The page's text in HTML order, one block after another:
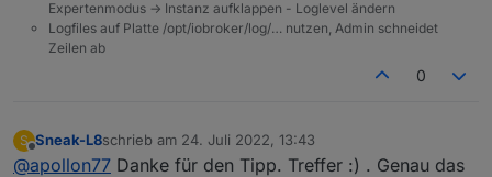
Expertenmodus -> Instanz aufklappen - Loglevel ändern
Logfiles auf Platte /opt/iobroker/log/… nutzen, Admin schneidet
Zeilen ab
0
S
Offline
Sneak-L8schrieb am 24. Juli 2022, 13:43
zuletzt editiert von
@apollon77 Danke für den Tipp. Treffer :) . Genau das